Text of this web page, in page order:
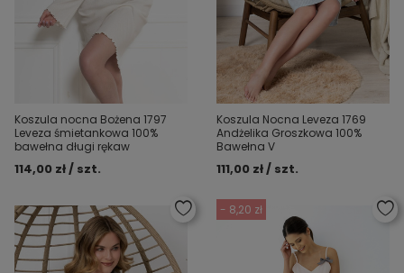
Koszula nocna Bożena 1797
Leveza śmietankowa 100%
bawełna długi rękaw
114,00 zł / szt.
Koszula Nocna Leveza 1769
Andżelika Groszkowa 100%
Bawełna V
111,00 zł / szt.
- 8,20 zł